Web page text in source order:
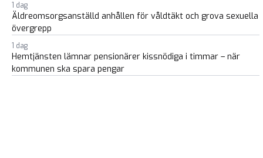
1 dag
Äldreomsorgsanställd anhållen för våldtäkt och grova sexuella
övergrepp
1 dag
Hemtjänsten lämnar pensionärer kissnödiga i timmar – när
kommunen ska spara pengar